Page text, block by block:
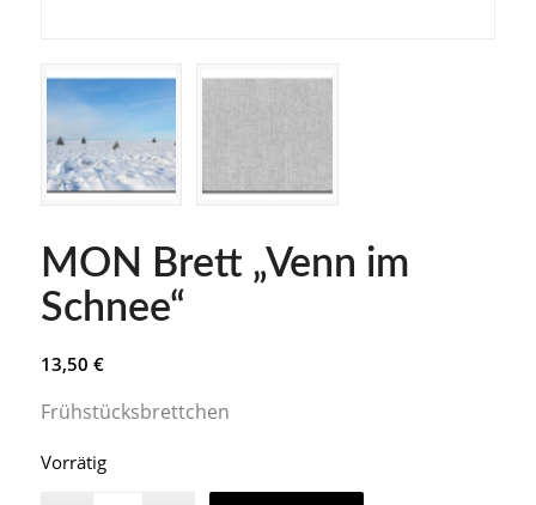
MON Brett „Venn im
Schnee“
13,50 €
Frühstücksbrettchen
Vorrätig